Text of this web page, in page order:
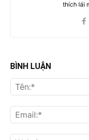
thích lái
BÌNH LUẬN